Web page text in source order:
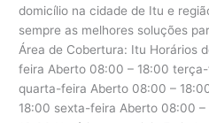
domicílio na cidade de Itu e
sempre as melhores soluções
Área de Cobertura: Itu Horários
feira Aberto 08:00 – 18:00
quarta-feira Aberto 08:00 –
18:00 sexta-feira Aberto 08:00